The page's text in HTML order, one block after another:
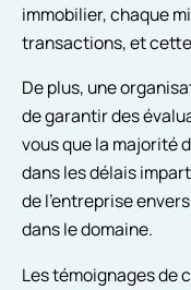
immobilier, chaque
transactions, et
De plus, une
de garantir des
vous que la majorité
dans les délais
de l'entreprise
dans le domaine.
Les témoignages de